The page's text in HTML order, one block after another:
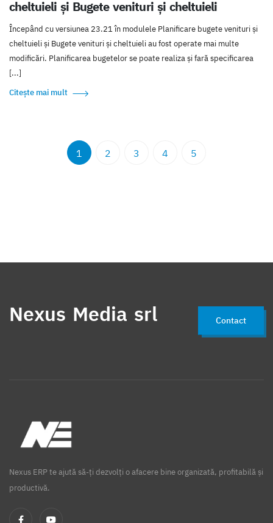
cheltuieli și Bugete venituri și cheltuieli
Începând cu versiunea 23.21 în modulele Planificare bugete venituri și
cheltuieli și Bugete venituri și cheltuieli au fost operate mai multe
modificări. Planificarea bugetelor se poate realiza și fară specificarea
[...]
Citește mai mult
1 2 3 4 5
Nexus Media srl Contact
Nexus ERP te ajută să-ți dezvolți o afacere bine organizată, profitabilă și
productivă.